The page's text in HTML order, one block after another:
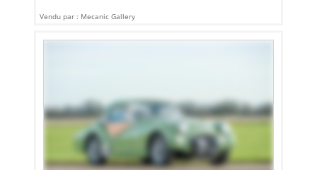
Vendu par : Mecanic Gallery